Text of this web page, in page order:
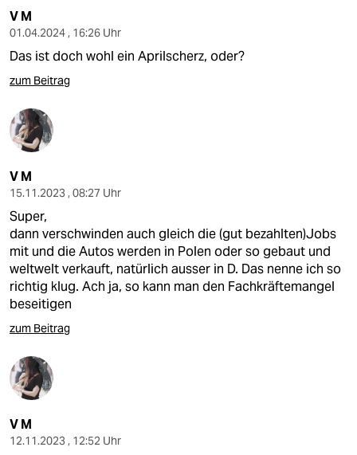
V M
01.04.2024 , 16:26 Uhr
Das ist doch wohl ein Aprilscherz, oder?
zum Beitrag
V M
15.11.2023 , 08:27 Uhr
Super,
dann verschwinden auch gleich die (gut bezahlten)Jobs
mit und die Autos werden in Polen oder so gebaut und
weltwelt verkauft, natürlich ausser in D. Das nenne ich so
richtig klug. Ach ja, so kann man den Fachkräftemangel
beseitigen
zum Beitrag
V M
12.11.2023 , 12:52 Uhr